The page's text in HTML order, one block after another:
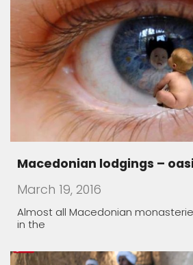
Macedonian lodgings –
March 19, 2016
Almost all Macedonian